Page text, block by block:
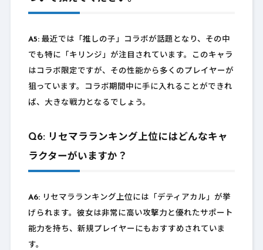
A5:最近では「推しの子」コラボが話題となり、その中
でも特に「キリンジ」が注目されています。このキャラ
はコラボ限定ですが、その性能から多くのプレイヤーが
狙っています。コラボ期間中に手に入れることができれ
ば、大きな戦力となるでしょう。
Q6: リセマラランキング上位にはどんなキャ
ラクターがいますか？
A6:リセマラランキング上位には「デティアカル」が挙
げられます。彼女は非常に高い攻撃力と優れたサポート
能力を持ち、新規プレイヤーにもおすすめされていま
す。